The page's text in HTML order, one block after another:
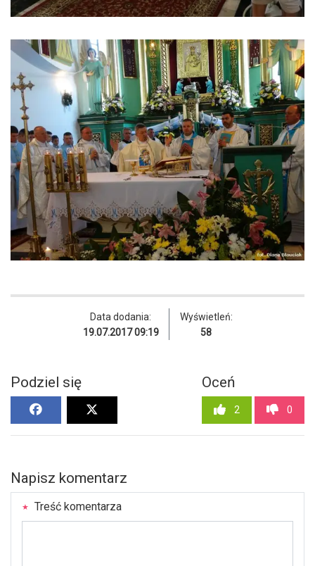
Data dodania:
19.07.2017 09:19
Wyświetleń:
58
Podziel się Oceń
2 0
Napisz komentarz
Treść komentarza